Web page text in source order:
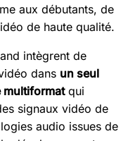
aux débutants, de
de haute qualité.
intègrent de
dans un seul
multiformatqui
signaux vidéo de
audio issues de